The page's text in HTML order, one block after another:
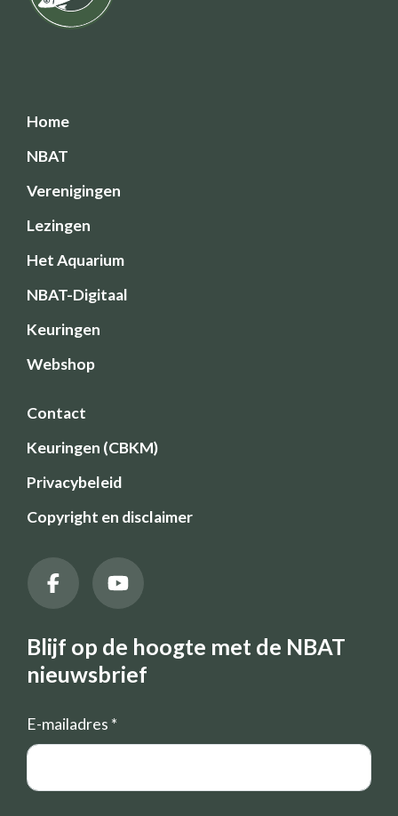
Home
NBAT
Verenigingen
Lezingen
Het Aquarium
NBAT-Digitaal
Keuringen
Webshop
Contact
Keuringen (CBKM)
Privacybeleid
Copyright en disclaimer
Blijf op de hoogte met de NBAT
nieuwsbrief
E-mailadres *